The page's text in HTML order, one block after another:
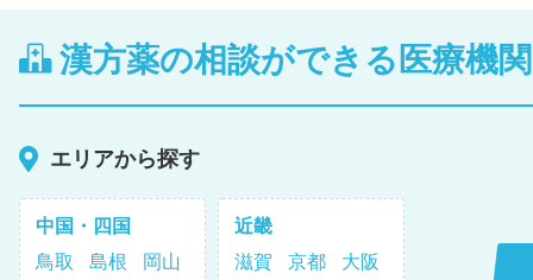
漢方薬の相談ができる医療機
エリアから探す
中国・四国
鳥取
島根
岡山
近畿
滋賀
京都
大阪